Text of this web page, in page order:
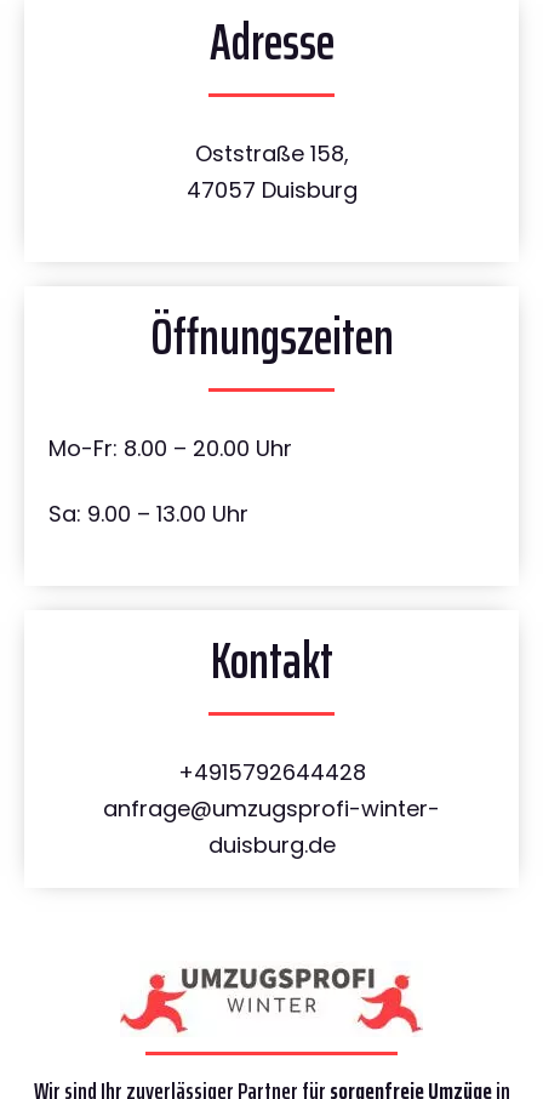
Adresse
Oststraße 158,
47057 Duisburg
Öffnungszeiten
Mo-Fr: 8.00 – 20.00 Uhr
Sa: 9.00 – 13.00 Uhr
Kontakt
+4915792644428
anfrage@umzugsprofi-winter-
duisburg.de
Wir sind Ihr zuverlässiger Partner fürsorgenfreie Umzügein